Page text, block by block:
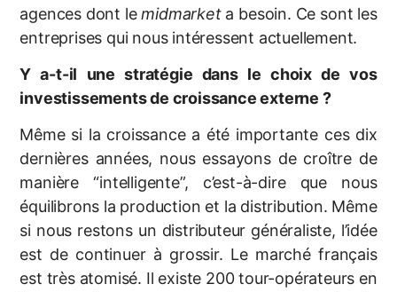
agences dont lemidmarketa besoin. Ce sont les
entreprises qui nous intéressent actuellement.
Y a-t-il une stratégie dans le choix de vos
investissements de croissance externe ?
Même si la croissance a été importante ces dix
dernières années, nous essayons de croître de
manière “intelligente”, c’est-à-dire que nous
équilibrons la production et la distribution. Même
si nous restons un distributeur généraliste, l’idée
est de continuer à grossir. Le marché français
est très atomisé. Il existe 200 tour-opérateurs en